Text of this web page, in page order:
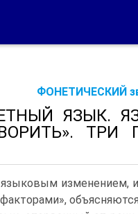
ФОНЕТИЧЕСКИЙ
ЯЗЫК.
ТРИ
изменением,